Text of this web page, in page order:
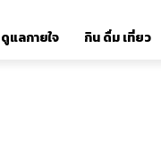
ดูแลกายใจ กิน ดื่ม เที่ยว